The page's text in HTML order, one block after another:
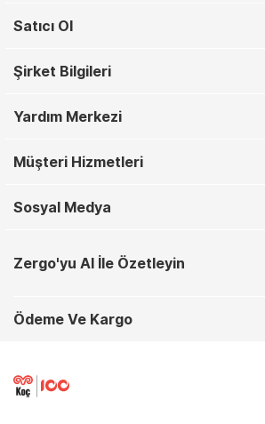
Satıcı Ol
Şirket Bilgileri
Yardım Merkezi
Müşteri Hizmetleri
Sosyal Medya
Zergo'yu AI İle Özetleyin
Ödeme Ve Kargo